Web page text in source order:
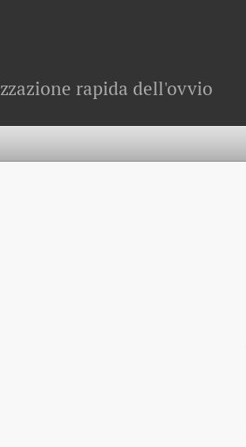
rapida dell'ovvio